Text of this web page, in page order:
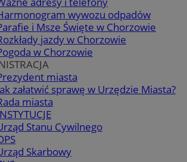
wywozu odpadów
i Msze Święte w Chorzowie
jazdy w Chorzowie
w Chorzowie
miasta
załatwić sprawę w Urzędzie Miasta?
miasta
Stanu Cywilnego
Skarbowy